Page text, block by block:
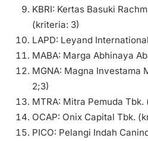
KBRI: Kertas Basuki
(kriteria: 3)
LAPD: Leyand
MABA: Marga Abhinaya
MGNA: Magna Investama
2;3)
MTRA: Mitra Pemuda Tbk.
OCAP: Onix Capital Tbk.
PICO: Pelangi Indah